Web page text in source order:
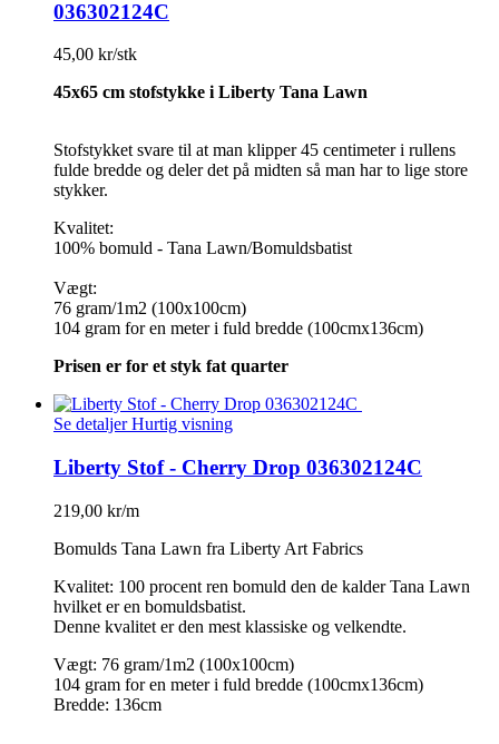
036302124C
45,00 kr/stk
45x65 cm stofstykke i Liberty Tana Lawn
Stofstykket svare til at man klipper 45 centimeter i rullens
fulde bredde og deler det på midten så man har to lige store
stykker.
Kvalitet:
100% bomuld - Tana Lawn/Bomuldsbatist
Vægt:
76 gram/1m2 (100x100cm)
104 gram for en meter i fuld bredde (100cmx136cm)
Prisen er for et styk fat quarter
Se detaljerHurtig visning
Liberty Stof - Cherry Drop 036302124C
219,00 kr/m
Bomulds Tana Lawn fra Liberty Art Fabrics
Kvalitet: 100 procent ren bomuld den de kalder Tana Lawn
hvilket er en bomuldsbatist.
Denne kvalitet er den mest klassiske og velkendte.
Vægt: 76 gram/1m2 (100x100cm)
104 gram for en meter i fuld bredde (100cmx136cm)
Bredde: 136cm